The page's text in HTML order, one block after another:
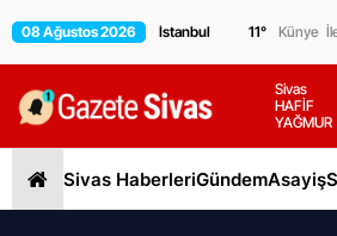
08 Ağustos 2026 11° Künye
Sivas
HAFİF
YAĞMUR
Sivas HaberleriGündemAsayiş